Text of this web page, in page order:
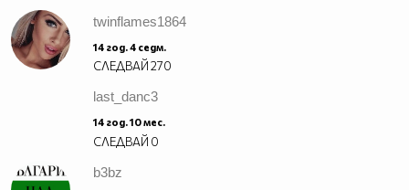
twinflames1864
14 год. 4 седм.
СЛЕДВАЙ270
last_danc3
14 год. 10 мес.
СЛЕДВАЙ 0
b3bz